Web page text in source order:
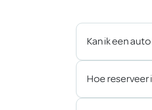
Kan ik een
Hoe reserveer